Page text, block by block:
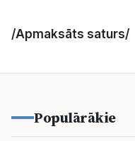
/Apmaksāts saturs/
Populārākie